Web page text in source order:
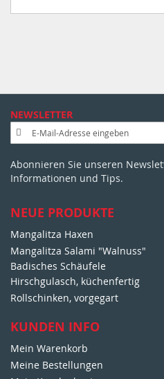
NEWSLETTER
n
e
l
u
g
z
u
m
N
w
s
l
e
Abonnieren Sie unseren
Informationen und Tips.
NEUE PRODUKTE
Mangalitza Haxen
Mangalitza Salami "Walnuss"
Badisches Schäufele
Hirschgulasch, küchenfertig
Rollschinken, vorgegart
KUNDEN INFO
Mein Warenkorb
Meine Bestellungen